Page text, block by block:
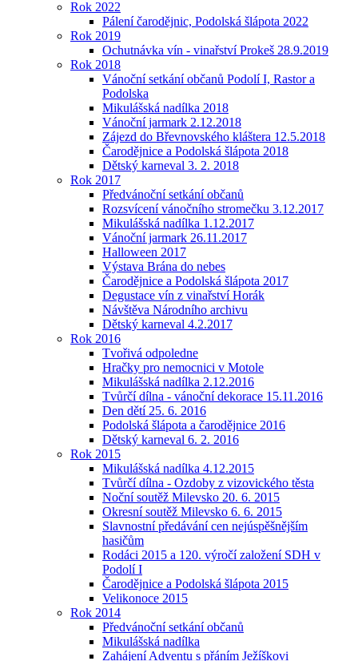
Rok 2022
Pálení čarodějnic, Podolská šlápota 2022
Rok 2019
Ochutnávka vín - vinařství Prokeš 28.9.2019
Rok 2018
Vánoční setkání občanů Podolí I, Rastor a
Podolska
Mikulášská nadílka 2018
Vánoční jarmark 2.12.2018
Zájezd do Břevnovského kláštera 12.5.2018
Čarodějnice a Podolská šlápota 2018
Dětský karneval 3. 2. 2018
Rok 2017
Předvánoční setkání občanů
Rozsvícení vánočního stromečku 3.12.2017
Mikulášská nadílka 1.12.2017
Vánoční jarmark 26.11.2017
Halloween 2017
Výstava Brána do nebes
Čarodějnice a Podolská šlápota 2017
Degustace vín z vinařství Horák
Návštěva Národního archivu
Dětský karneval 4.2.2017
Rok 2016
Tvořivá odpoledne
Hračky pro nemocnici v Motole
Mikulášská nadílka 2.12.2016
Tvůrčí dílna - vánoční dekorace 15.11.2016
Den dětí 25. 6. 2016
Podolská šlápota a čarodějnice 2016
Dětský karneval 6. 2. 2016
Rok 2015
Mikulášská nadílka 4.12.2015
Tvůrčí dílna - Ozdoby z vizovického těsta
Noční soutěž Milevsko 20. 6. 2015
Okresní soutěž Milevsko 6. 6. 2015
Slavnostní předávání cen nejúspěšnějším
hasičům
Rodáci 2015 a 120. výročí založení SDH v
Podolí I
Čarodějnice a Podolská šlápota 2015
Velikonoce 2015
Rok 2014
Předvánoční setkání občanů
Mikulášská nadílka
Zahájení Adventu s přáním Ježíškovi